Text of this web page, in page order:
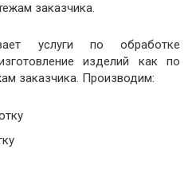
заказчика.
услуги по обработке
изделий как по
заказчика. Производим: